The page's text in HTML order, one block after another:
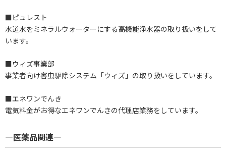
■ピュレスト
水道水をミネラルウォーターにする高機能浄水器の取り扱いをして
います。
■ウィズ事業部
事業者向け害虫駆除システム「ウィズ」の取り扱いをしています。
■エネワンでんき
電気料金がお得なエネワンでんきの代理店業務をしています。
―医薬品関連―